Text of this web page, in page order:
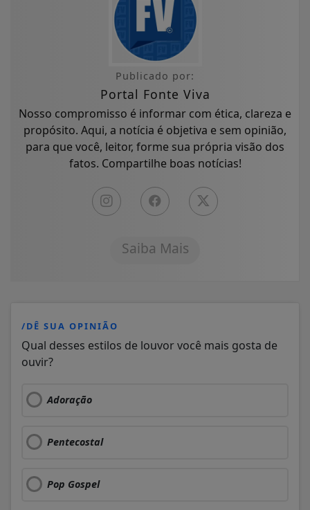
Publicado por:
Portal Fonte Viva
Nosso compromisso é informar com ética, clareza e
propósito. Aqui, a notícia é objetiva e sem opinião,
para que você, leitor, forme sua própria visão dos
fatos. Compartilhe boas notícias!
Saiba Mais
/DÊ SUA OPINIÃO
Qual desses estilos de louvor você mais gosta de
ouvir?
Adoração
Pentecostal
Pop Gospel